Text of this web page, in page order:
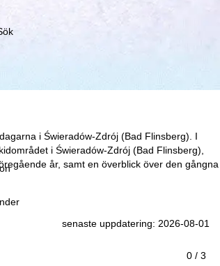
i Świeradów-Zdrój (Bad Flinsberg). I
i Świeradów-Zdrój (Bad Flinsberg),
år, samt en överblick över den gångna
senaste uppdatering: 2026-08-01
0 / 3